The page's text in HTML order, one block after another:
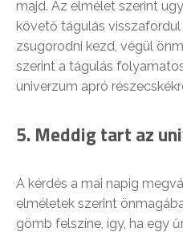
majd. Az elmélet szerint
követő tágulás visszafordul
zsugorodni kezd, végül
szerint a tágulás
univerzum apró
5. Meddig tart az
A kérdés a mai napig
elméletek szerint
gömb felszíne, így, ha egy